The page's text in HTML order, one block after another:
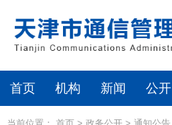
首页 机构 新闻 公开